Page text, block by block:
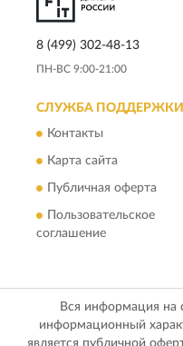
8 (499) 302-48-13
ПН-ВС 9:00-21:00
СЛУЖБА ПОДДЕРЖКИ
Контакты
Карта сайта
Публичная оферта
Пользовательское
соглашение
Вся информация на
информационный
является публичной